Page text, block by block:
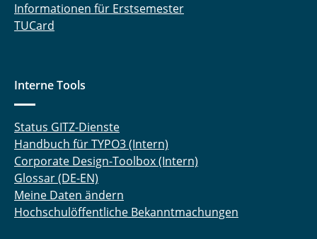
Informationen für Erstsemester
TUCard
Interne Tools
Status GITZ-Dienste
Handbuch für TYPO3 (Intern)
Corporate Design-Toolbox (Intern)
Glossar (DE-EN)
Meine Daten ändern
Hochschulöffentliche Bekanntmachungen